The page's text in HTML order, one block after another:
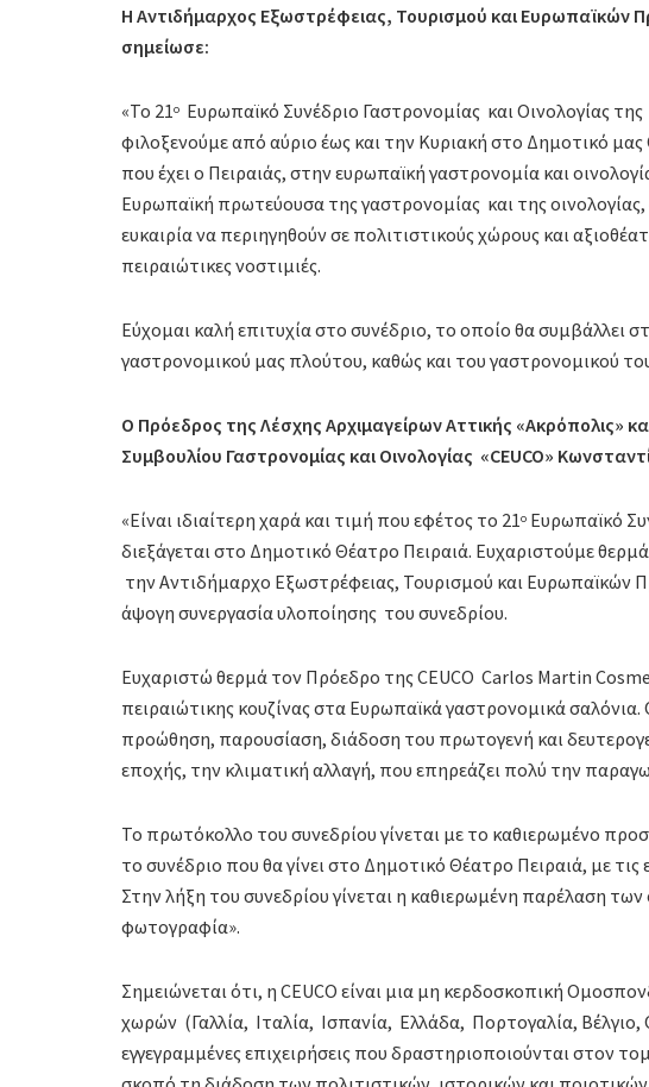
Η Αντιδήμαρχος Εξωστρέφειας, Τουρισμού και Ευρωπαϊκών
σημείωσε:
«Το 21ο Ευρωπαϊκό Συνέδριο Γαστρονομίας και Οινολογίας
φιλοξενούμε από αύριο έως και την Κυριακή στο Δημοτικό
που έχει ο Πειραιάς, στην ευρωπαϊκή γαστρονομία και
Ευρωπαϊκή πρωτεύουσα της γαστρονομίας και της
ευκαιρία να περιηγηθούν σε πολιτιστικούς χώρους και
πειραιώτικες νοστιμιές.
Εύχομαι καλή επιτυχία στο συνέδριο, το οποίο θα συμβάλλει
γαστρονομικού μας πλούτου, καθώς και του γαστρονομικού
Ο Πρόεδρος της Λέσχης Αρχιμαγείρων Αττικής «Ακρόπολις»
Συμβουλίου Γαστρονομίας και Οινολογίας «CEUCO»
«Είναι ιδιαίτερη χαρά και τιμή που εφέτος το 21ο Ευρωπαϊκό
διεξάγεται στο Δημοτικό Θέατρο Πειραιά. Ευχαριστούμε
την Αντιδήμαρχο Εξωστρέφειας, Τουρισμού και Ευρωπαϊκών
άψογη συνεργασία υλοποίησης του συνεδρίου.
Ευχαριστώ θερμά τον Πρόεδρο της CEUCO Carlos Martin
πειραιώτικης κουζίνας στα Ευρωπαϊκά γαστρονομικά
προώθηση, παρουσίαση, διάδοση του πρωτογενή και
εποχής, την κλιματική αλλαγή, που επηρεάζει πολύ την
Το πρωτόκολλο του συνεδρίου γίνεται με το καθιερωμένο
το συνέδριο που θα γίνει στο Δημοτικό Θέατρο Πειραιά, με
Στην λήξη του συνεδρίου γίνεται η καθιερωμένη παρέλαση
φωτογραφία».
Σημειώνεται ότι, η CEUCO είναι μια μη κερδοσκοπική
χωρών (Γαλλία, Ιταλία, Ισπανία, Ελλάδα, Πορτογαλία, Βέλγιο,
εγγεγραμμένες επιχειρήσεις που δραστηριοποιούνται στον